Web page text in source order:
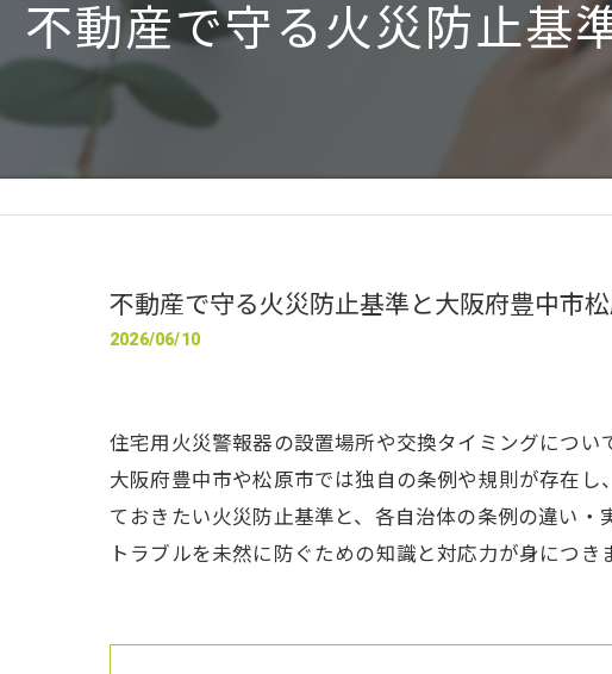
不動産で守る火災防止基
不動産で守る火災防止基準と大阪府豊中市
2026/06/10
住宅用火災警報器の設置場所や交換タイミングについ
大阪府豊中市や松原市では独自の条例や規則が存在
ておきたい火災防止基準と、各自治体の条例の違い
トラブルを未然に防ぐための知識と対応力が身につき